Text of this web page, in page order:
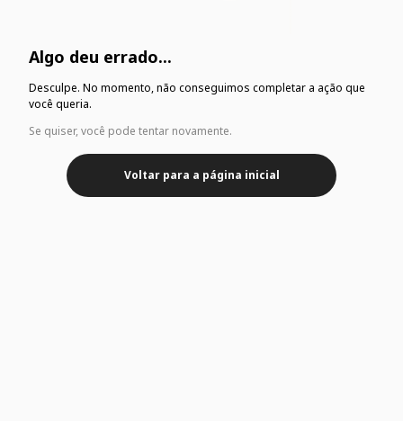
Algo deu errado...
Desculpe. No momento, não conseguimos completar a ação que
você queria.
Se quiser, você pode tentar novamente.
Voltar para a página inicial